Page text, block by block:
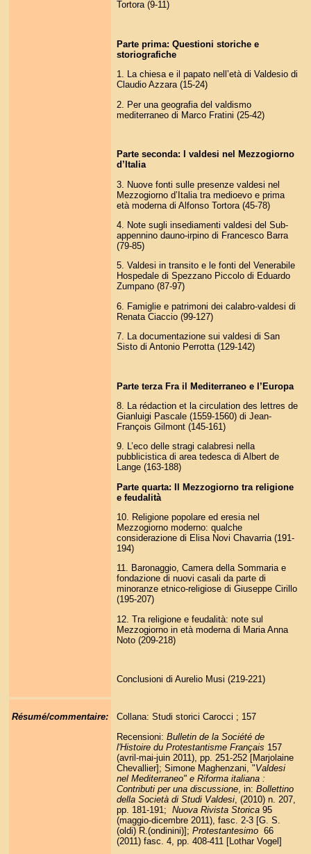
Tortora (9-11)
Parte prima: Questioni storiche e
storiografiche
1. La chiesa e il papato nell’età di Valdesio di
Claudio Azzara (15-24)
2. Per una geografia del valdismo
mediterraneo di Marco Fratini (25-42)
Parte seconda: I valdesi nel Mezzogiorno
d’Italia
3. Nuove fonti sulle presenze valdesi nel
Mezzogiorno d’Italia tra medioevo e prima
età moderna di Alfonso Tortora (45-78)
4. Note sugli insediamenti valdesi del Sub-
appennino dauno-irpino di Francesco Barra
(79-85)
5. Valdesi in transito e le fonti del Venerabile
Hospedale di Spezzano Piccolo di Eduardo
Zumpano (87-97)
6. Famiglie e patrimoni dei calabro-valdesi di
Renata Ciaccio (99-127)
7. La documentazione sui valdesi di San
Sisto di Antonio Perrotta (129-142)
Parte terza Fra il Mediterraneo e l’Europa
8. La rédaction et la circulation des lettres de
Gianluigi Pascale (1559-1560) di Jean-
François Gilmont (145-161)
9. L’eco delle stragi calabresi nella
pubblicistica di area tedesca di Albert de
Lange (163-188)
Parte quarta: Il Mezzogiorno tra religione
e feudalità
10. Religione popolare ed eresia nel
Mezzogiorno moderno: qualche
considerazione di Elisa Novi Chavarria (191-
194)
11. Baronaggio, Camera della Sommaria e
fondazione di nuovi casali da parte di
minoranze etnico-religiose di Giuseppe Cirillo
(195-207)
12. Tra religione e feudalità: note sul
Mezzogiorno in età moderna di Maria Anna
Noto (209-218)
Conclusioni di Aurelio Musi (219-221)
Résumé/commentaire:
Collana: Studi storici Carocci ; 157
Recensioni: Bulletin de la Société de
l'Histoire du Protestantisme Français 157
(avril-mai-juin 2011), pp. 251-252 [Marjolaine
Chevallier]; Simone Maghenzani, "Valdesi
nel Mediterraneo" e Riforma italiana :
Contributi per una discussione, in: Bollettino
della Società di Studi Valdesi, (2010) n. 207,
pp. 181-191; Nuova Rivista Storica 95
(maggio-dicembre 2011), fasc. 2-3 [G. S.
(oldi) R.(ondinini)]; Protestantesimo 66
(2011) fasc. 4, pp. 408-411 [Lothar Vogel]